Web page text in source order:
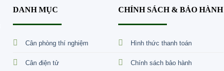
DANH MỤC
Cân phòng thí nghiệm
Cân điện tử
CHÍNH SÁCH & BẢO HÀNH
Hình thức thanh toán
Chính sách bảo hành